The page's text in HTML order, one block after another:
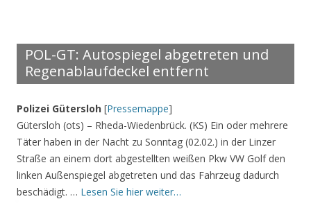
POL-GT: Autospiegel abgetreten und
Regenablaufdeckel entfernt
Polizei Gütersloh [Pressemappe]
Gütersloh (ots) – Rheda-Wiedenbrück. (KS) Ein oder mehrere
Täter haben in der Nacht zu Sonntag (02.02.) in der Linzer
Straße an einem dort abgestellten weißen Pkw VW Golf den
linken Außenspiegel abgetreten und das Fahrzeug dadurch
beschädigt. … Lesen Sie hier weiter…